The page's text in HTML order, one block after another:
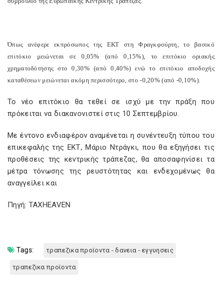
Όπως ανέφερε εκπρόσωπος της ΕΚΤ στη Φραγκφούρτη, το βασικό
επιτόκιο μειώνεται σε 0,05% (από 0,15%), το επιτόκιο οριακής
χρηματοδότησης στο 0,30% (από 0,40%) ενώ το επιτόκιο αποδοχής
καταθέσεων μειώνεται ακόμη περισσότερο, στο -0,20% (από -0,10%).
Το νέο επιτόκιο θα τεθεί σε ισχύ με την πράξη που
πρόκειται να διακανονιστεί στις 10 Σεπτεμβρίου.
Με έντονο ενδιαφέρον αναμένεται η συνέντευξη τύπου του
επικεφαλής της ΕΚΤ, Μάριο Ντράγκι, που θα εξηγήσει τις
προθέσεις της κεντρικής τράπεζας, θα αποσαφηνίσει τα
μέτρα τόνωσης της ρευστότητας και ενδεχομένως θα
αναγγείλει και
Πηγή: TAXHEAVEN
Tags: τραπεζικα προϊοντα - δανεια - εγγυησεις
τραπεζικα προϊοντα